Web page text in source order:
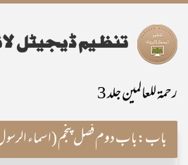
رحمۃ للعالمین جلد 3
باب:باب دوم فصل پنجم (اسماء